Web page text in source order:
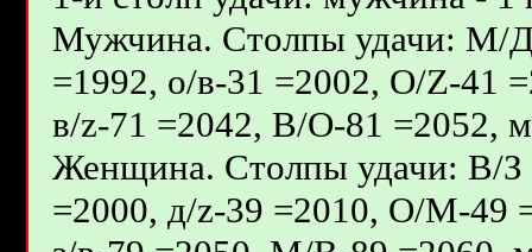
Мужчина. Столпы удачи: М/Д
=1992, о/в-31 =2002, О/Z-41
в/z-71 =2042, В/О-81 =2052,
Женщина. Столпы удачи: В/З
=2000, д/z-39 =2010, О/М-49